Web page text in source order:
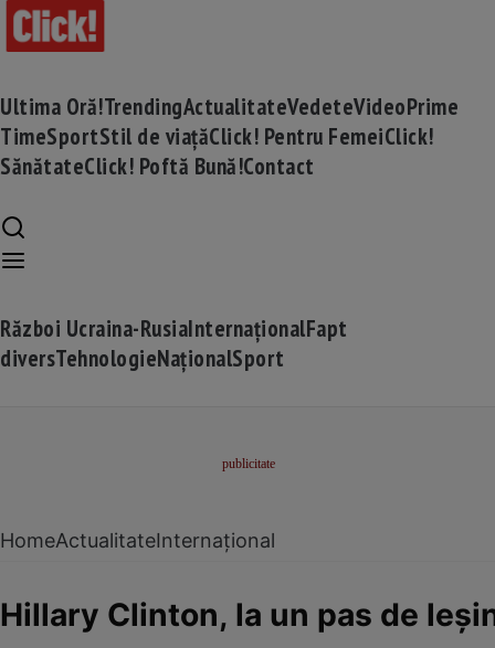
Ultima Oră!TrendingActualitateVedeteVideoPrime
TimeSportStil de viațăClick! Pentru FemeiClick!
SănătateClick! Poftă Bună!Contact
Război Ucraina-RusiaInternaționalFapt
diversTehnologieNaționalSport
HomeActualitateInternațional
Hillary Clinton, la un pas de